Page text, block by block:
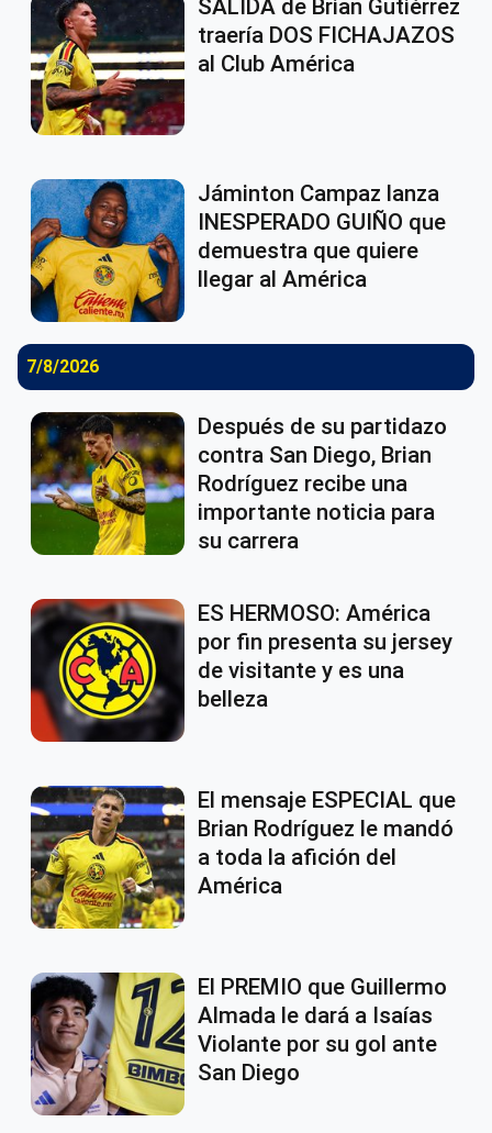
SALIDA de Brian Gutiérrez
traería DOS FICHAJAZOS
al Club América
Jáminton Campaz lanza
INESPERADO GUIÑO que
demuestra que quiere
llegar al América
7/8/2026
Después de su partidazo
contra San Diego, Brian
Rodríguez recibe una
importante noticia para
su carrera
ES HERMOSO: América
por fin presenta su jersey
de visitante y es una
belleza
El mensaje ESPECIAL que
Brian Rodríguez le mandó
a toda la afición del
América
El PREMIO que Guillermo
Almada le dará a Isaías
Violante por su gol ante
San Diego